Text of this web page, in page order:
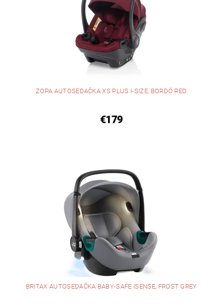
ZOPA AUTOSEDAČKA XS PLUS I-SIZE, BORDÓ RED
€179
BRITAX AUTOSEDAČKA BABY-SAFE ISENSE, FROST GREY